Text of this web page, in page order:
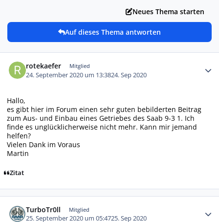
Neues Thema starten
Auf dieses Thema antworten
rotekaefer Mitglied
24. September 2020 um 13:3824. Sep 2020
Hallo,
es gibt hier im Forum einen sehr guten bebilderten Beitrag
zum Aus- und Einbau eines Getriebes des Saab 9-3 1. Ich
finde es unglücklicherweise nicht mehr. Kann mir jemand
helfen?
Vielen Dank im Voraus
Martin
Zitat
TurboTr0ll Mitglied
25. September 2020 um 05:4725. Sep 2020